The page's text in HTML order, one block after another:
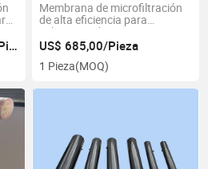
US$ 1.500,00-1.600,00/Pieza
Membrana de microfiltración
de alta eficiencia para
soluciones de aguas
residuales industriales
US$ 685,00/Pieza
1 Pieza(MOQ)